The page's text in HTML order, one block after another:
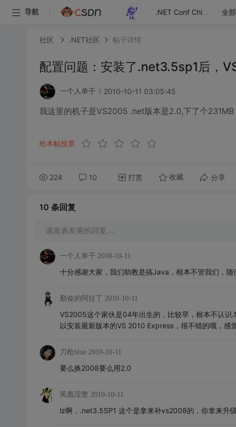
导航 .NET Conf China 全部
社区 .NET社区 帖子详情
配置问题：安装了.net3.5sp1后，
一个人单干 2010-10-11 03:05:45
我这里的机子是VS2005 .net版本是2.0,下了个
给本帖投票
224 10 打赏 收藏 分享
10 条回复
请发表友善的回复…
一个人单干 2010-10-11
十分感谢大家，我们助教是搞Java，根本不管我们，
勤奋的阿拉丁 2010-10-11
VS2005这个家伙是04年出生的，比较早，根本不认
以安装最新版本的VS 2010 Express，很不错的哦，感
刀枪blue 2010-10-11
要么换2008要么用2.0
凤凰涅檠 2010-10-11
lz啊，.net3.5SP1 这个是拿来补vs2008的，你拿来升